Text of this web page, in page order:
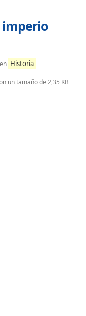
imperio
Historia
un tamaño de 2,35 KB